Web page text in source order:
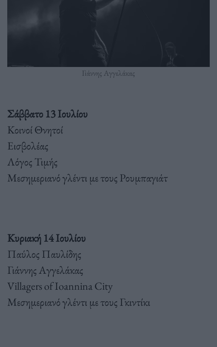
Γιάννης Αγγελάκας
Σάββατο 13 Ιουλίου
Κοινοί Θνητοί
Εισβολέας
Λόγος Τιμής
Μεσημεριανό γλέντι με τους Ρουμπαγιάτ
Κυριακή 14 Ιουλίου
Παύλος Παυλίδης
Γιάννης Αγγελάκας
Villagers of Ioannina City
Μεσημεριανό γλέντι με τους Γκιντίκι